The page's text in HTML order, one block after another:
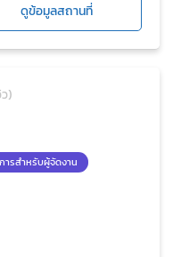
ดูข้อมูลสถานที่
)
ารสำหรับผู้จัดงาน